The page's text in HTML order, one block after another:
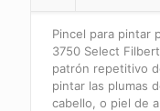
Pincel para pintar
3750 Select
patrón repetitivo
pintar las plumas
cabello, o piel de